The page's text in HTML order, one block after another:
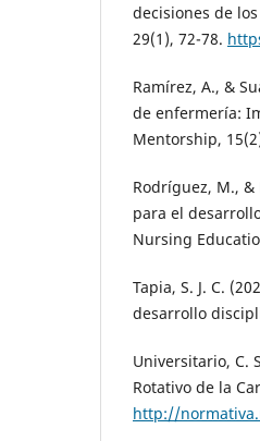
decisiones de
29(1), 72-78.
Ramírez, A., &
de enfermería:
Mentorship,
Rodríguez, M.,
para el
Nursing
Tapia, S. J. C.
desarrollo
Universitario, C.
Rotativo de la
http://